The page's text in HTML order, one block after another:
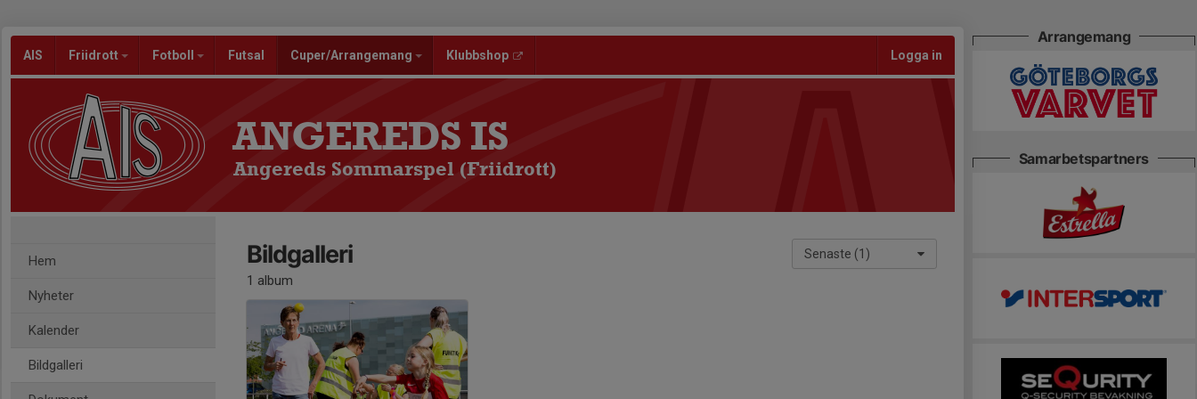
AIS Friidrott Fotboll Futsal Cuper/Arrangemang Klubbshop Logga in
ANGEREDS IS
Angereds Sommarspel (Friidrott)
Hem
Nyheter
Kalender
Bildgalleri
Senaste (1)
Bildgalleri
1 album
Arrangemang
Samarbetspartners